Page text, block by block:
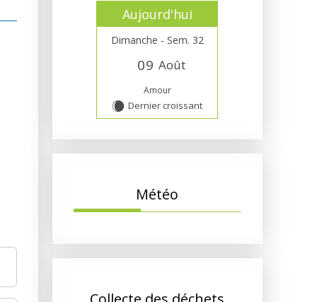
Aujourd'hui
Dimanche - Sem. 32
09 Août
Amour
X Dernier croissant
Météo